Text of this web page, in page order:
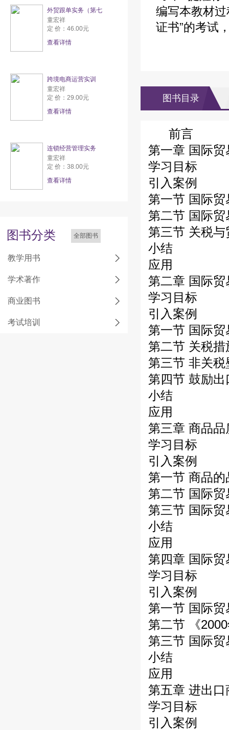
外贸跟单实务（第七
童宏祥
定 价：46.00元
查看详情
跨境电商运营实训
童宏祥
定 价：29.00元
查看详情
连锁经营管理实务
童宏祥
定 价：38.00元
查看详情
图书分类 全部图书
教学用书
学术著作
商业图书
考试培训
编写本教材
证书”的考试
图书目录
前言
第一章 国际贸
学习目标
引入案例
第一节 国际贸
第二节 国际
第三节 关税
小结
应用
第二章 国际
学习目标
引入案例
第一节 国际
第二节 关税措
第三节 非关税
第四节 鼓励
小结
应用
第三章 商品
学习目标
引入案例
第一节 商品的
第二节 国际
第三节 国际
小结
应用
第四章 国际
学习目标
引入案例
第一节 国际
第二节 《
第三节 国际
小结
应用
第五章 进出
学习目标
引入案例